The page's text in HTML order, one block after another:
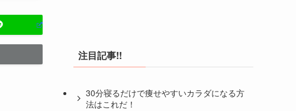
注目記事!!
30分寝るだけで痩せやすいカラダになる方
法はこれだ！